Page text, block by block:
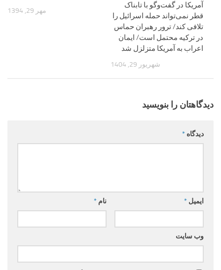
مهر 29, 1394
آمریکا در گفت‌و‌گو با تابناک
قطر نمی‌تواند حمله اسرائیل را
تلافی کند/ ترور رهبران حماس
در ترکیه محتمل است/ ایمان
اعراب به آمریکا متزلزل شد
شهریور 29, 1404
دیدگاهتان را بنویسید
دیدگاه *
نام * ایمیل *
وب‌ سایت